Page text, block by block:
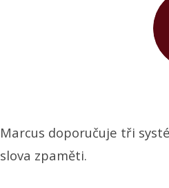
Marcus doporučuje tři
slova zpaměti.